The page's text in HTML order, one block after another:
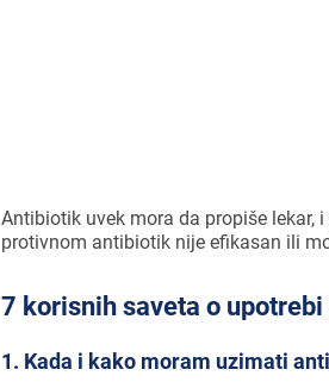
Antibiotik uvek mora da propiše lekar,
protivnom antibiotik nije efikasan ili
7 korisnih saveta o
1. Kada i kako moram uzimati